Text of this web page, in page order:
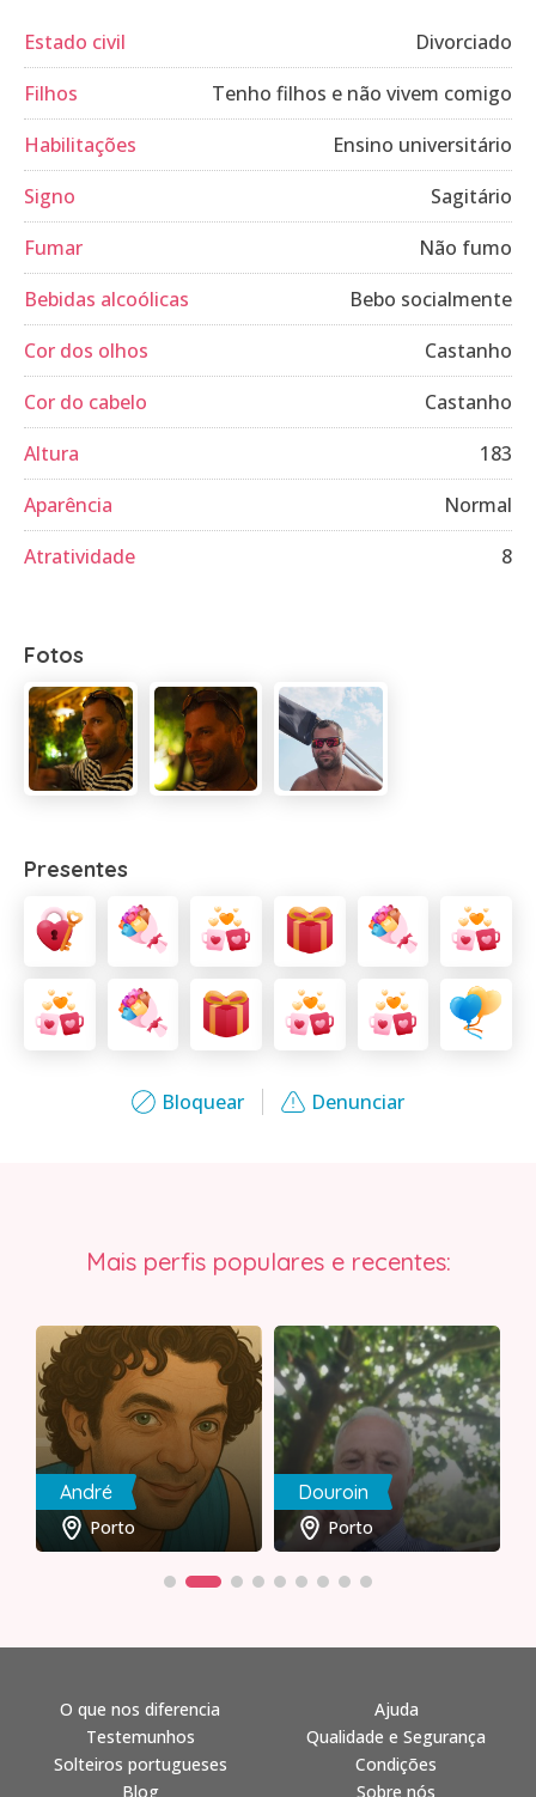
Bloquear Denunciar
Estado civil
Divorciado
Filhos
Tenho filhos e não vivem comigo
Habilitações
Ensino universitário
Signo
Sagitário
Fumar
Não fumo
Bebidas alcoólicas
Bebo socialmente
Cor dos olhos
Castanho
Cor do cabelo
Castanho
Altura
183
Aparência
Normal
Atratividade
8
Fotos
Presentes
Mais perfis populares e recentes:
André
Porto
Douroin
Porto
O que nos diferencia
Testemunhos
Solteiros portugueses
Blog
Ajuda
Qualidade e Segurança
Condições
Sobre nós